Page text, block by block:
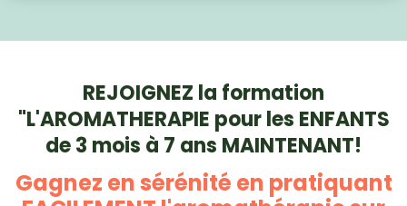
REJOIGNEZ la formation
"L'AROMATHERAPIE pour les ENFANTS
de 3 mois à 7 ans MAINTENANT!
Gagnez en sérénité en pratiquant